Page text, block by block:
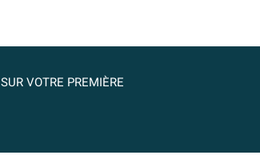
SUR VOTRE PREMIÈRE